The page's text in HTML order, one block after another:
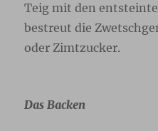
Teig mit den
bestreut die
oder Zimtzucker.
Das Backen